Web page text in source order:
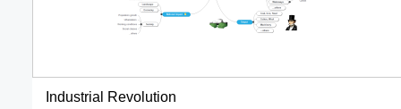
Industrial Revolution